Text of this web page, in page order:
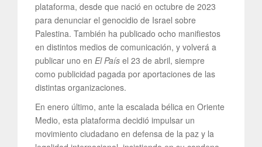
plataforma, desde que nació en octubre de 2023
para denunciar el genocidio de Israel sobre
Palestina. También ha publicado ocho manifiestos
en distintos medios de comunicación, y volverá a
publicar uno en El País el 23 de abril, siempre
como publicidad pagada por aportaciones de las
distintas organizaciones.
En enero último, ante la escalada bélica en Oriente
Medio, esta plataforma decidió impulsar un
movimiento ciudadano en defensa de la paz y la